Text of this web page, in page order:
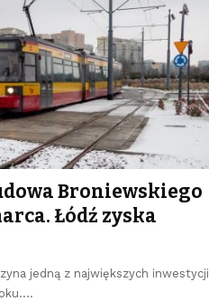
Broniewskiego
Łódź zyska
jedną z największych inwestycji